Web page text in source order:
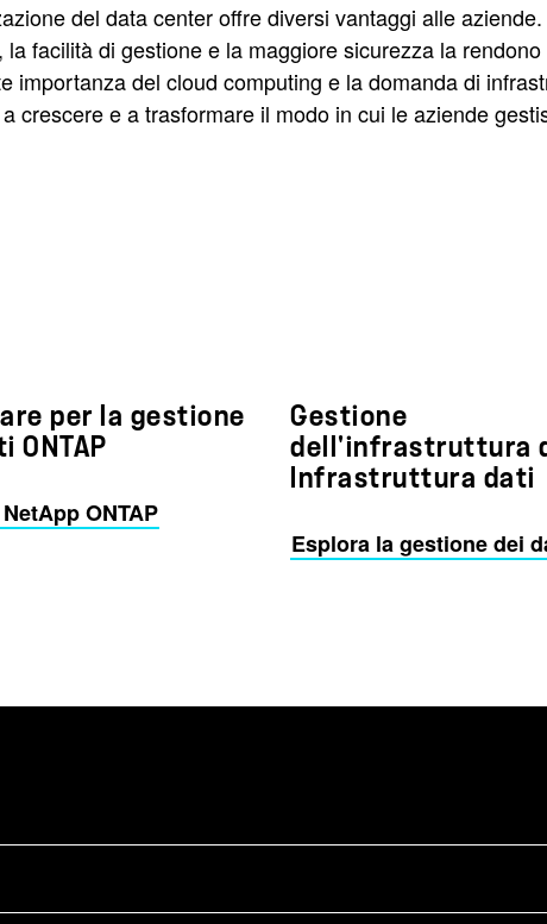
del data center offre diversi vantaggi alle
facilità di gestione e la maggiore sicurezza la
importanza del cloud computing e la domanda di
crescere e a trasformare il modo in cui le aziende
per la gestione
ONTAP
ONTAP
Gestione
dell'infrastruttura
Infrastruttura dati
Esplora la gestione dei